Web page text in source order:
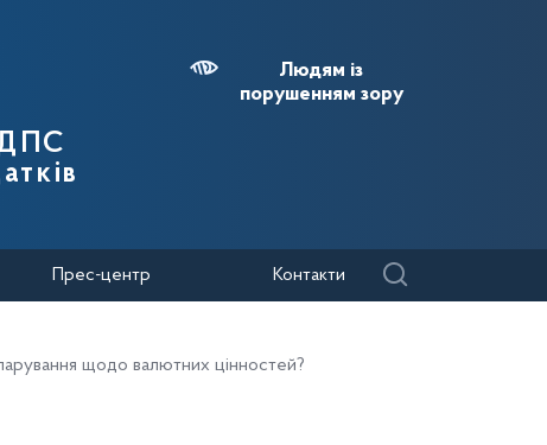
ДПС
Людям із
порушенням зору
Прес-центр Контакти
щодо валютних цінностей?